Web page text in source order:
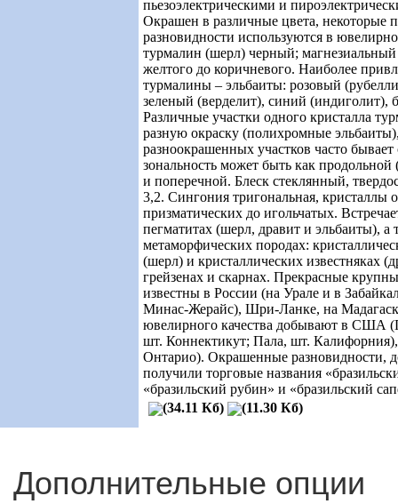
пьезоэлектрическими и
Окрашен в различные цвета, некоторые
разновидности используются в
турмалин (шерл) черный; магнезиальный
желтого до коричневого. Наиболее
турмалины – эльбаиты: розовый
зеленый (верделит), синий (индиголит),
Различные участки одного кристалла
разную окраску (полихромные
разноокрашенных участков часто бывает
зональность может быть как продольной
и поперечной. Блеск стеклянный,
3,2. Сингония тригональная, кристаллы
призматических до игольчатых.
пегматитах (шерл, дравит и эльбаиты), а
метаморфических породах:
(шерл) и кристаллических известняках
грейзенах и скарнах. Прекрасные
известны в России (на Урале и в
Минас-Жерайс), Шри-Ланке, на
ювелирного качества добывают в США
шт. Коннектикут; Пала, шт.
Онтарио). Окрашенные разновидности,
получили торговые названия «
«бразильский рубин» и «бразильский
(34.11 Кб)
(11.30 Кб)
Дополнительные опции